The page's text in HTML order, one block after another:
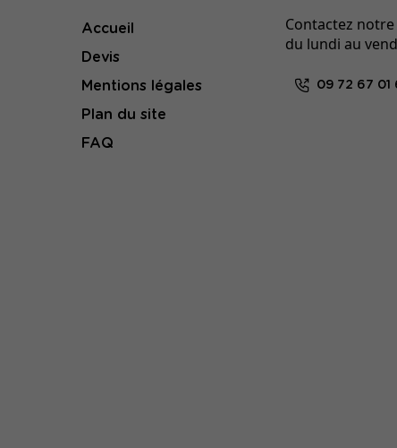
Accueil
Devis
Mentions légales
Plan du site
FAQ
Contactez
du lundi au
09 72 67 01